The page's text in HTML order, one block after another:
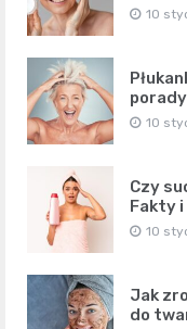
10
10
Czy
Fakty
10
Jak
do